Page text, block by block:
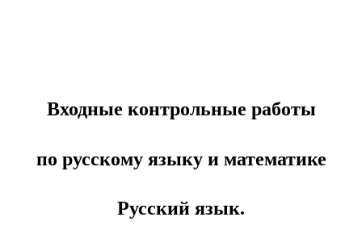
Входные контрольные работы
по русскому языку и математике
Русский язык.